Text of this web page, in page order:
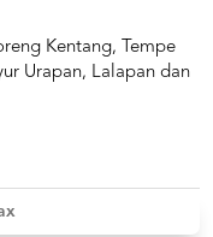
Kentang, Tempe
Urapan, Lalapan dan